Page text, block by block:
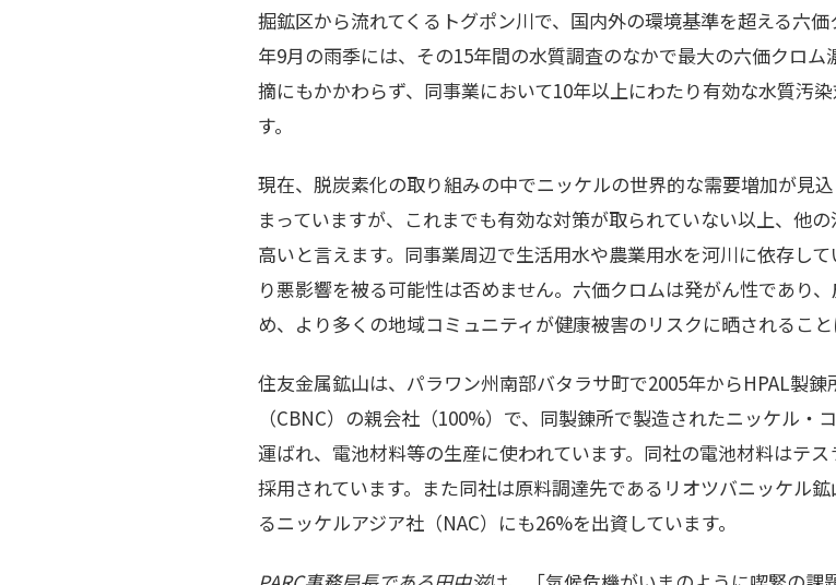
掘鉱区から流れてくるトグポン川で、国内外の環境基準を超える六
年9月の雨季には、その15年間の水質調査のなかで最大の六価クロ
摘にもかかわらず、同事業において10年以上にわたり有効な水質汚
す。
現在、脱炭素化の取り組みの中でニッケルの世界的な需要増加が見
まっていますが、これまでも有効な対策が取られていない以上、他
高いと言えます。同事業周辺で生活用水や農業用水を河川に依存して
り悪影響を被る可能性は否めません。六価クロムは発がん性であり
め、より多くの地域コミュニティが健康被害のリスクに晒されること
住友金属鉱山は、パラワン州南部バタラサ町で2005年からHPAL製
（CBNC）の親会社（100%）で、同製錬所で製造されたニッケル
運ばれ、電池材料等の生産に使われています。同社の電池材料はテ
採用されています。また同社は原料調達先であるリオツバニッケル
るニッケルアジア社（NAC）にも26%を出資しています。